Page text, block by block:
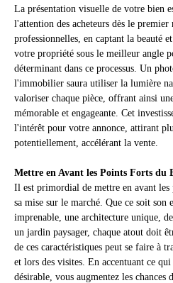
La présentation visuelle de votre bien
l'attention des acheteurs dès le premier
professionnelles, en captant la beauté
votre propriété sous le meilleur angle
déterminant dans ce processus. Un
l'immobilier saura utiliser la lumière
valoriser chaque pièce, offrant ainsi
mémorable et engageante. Cet
l'intérêt pour votre annonce, attirant
potentiellement, accélérant la vente.
Mettre en Avant les Points Forts du
Il est primordial de mettre en avant
sa mise sur le marché. Que ce soit
imprenable, une architecture unique,
un jardin paysager, chaque atout doit
de ces caractéristiques peut se faire à
et lors des visites. En accentuant ce
désirable, vous augmentez les